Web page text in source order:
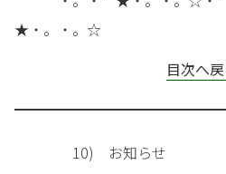
★・。・。☆
目次へ
10) お知らせ